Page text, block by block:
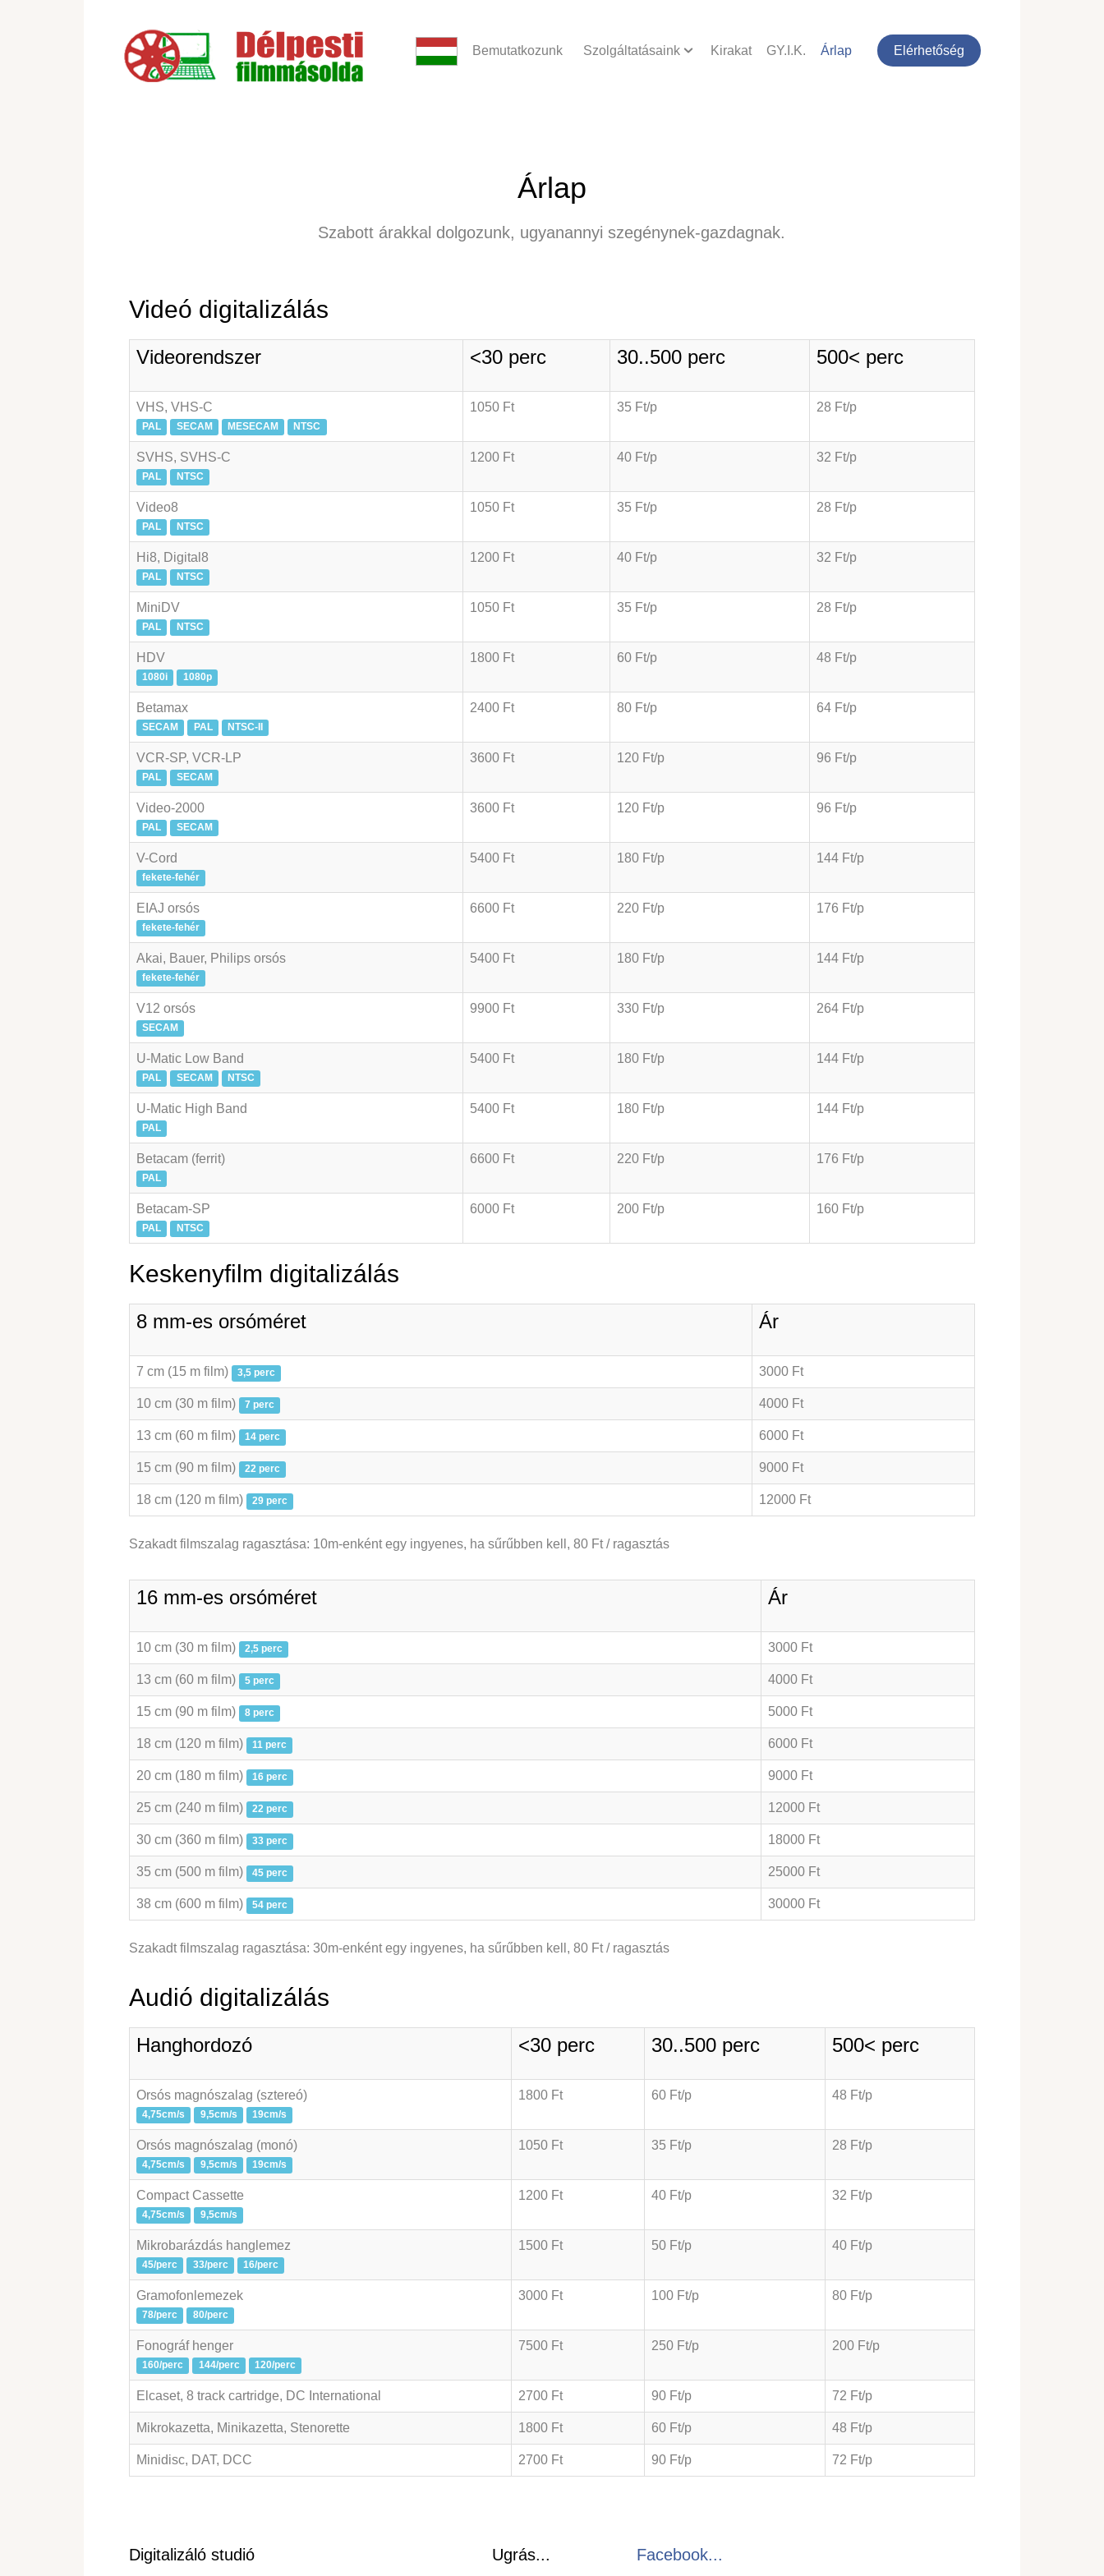
Bemutatkozunk Szolgáltatásaink Kirakat GY.I.K. Árlap Elérhetőség
Árlap
Szabott árakkal dolgozunk, ugyanannyi szegénynek-gazdagnak.
Videó digitalizálás
Videorendszer <30 perc 30..500 perc 500< perc
VHS, VHS-C
PAL SECAM MESECAM NTSC
1050 Ft 35 Ft/p 28 Ft/p
SVHS, SVHS-C
PAL NTSC
1200 Ft 40 Ft/p 32 Ft/p
Video8
PAL NTSC
1050 Ft 35 Ft/p 28 Ft/p
Hi8, Digital8
PAL NTSC
1200 Ft 40 Ft/p 32 Ft/p
MiniDV
PAL NTSC
1050 Ft 35 Ft/p 28 Ft/p
HDV
1080i 1080p
1800 Ft 60 Ft/p 48 Ft/p
Betamax
SECAM PAL NTSC-II
2400 Ft 80 Ft/p 64 Ft/p
VCR-SP, VCR-LP
PAL SECAM
3600 Ft 120 Ft/p 96 Ft/p
Video-2000
PAL SECAM
3600 Ft 120 Ft/p 96 Ft/p
V-Cord
fekete-fehér
5400 Ft 180 Ft/p 144 Ft/p
EIAJ orsós
fekete-fehér
6600 Ft 220 Ft/p 176 Ft/p
Akai, Bauer, Philips orsós
fekete-fehér
5400 Ft 180 Ft/p 144 Ft/p
V12 orsós
SECAM
9900 Ft 330 Ft/p 264 Ft/p
U-Matic Low Band
PAL SECAM NTSC
5400 Ft 180 Ft/p 144 Ft/p
U-Matic High Band
PAL
5400 Ft 180 Ft/p 144 Ft/p
Betacam (ferrit)
PAL
6600 Ft 220 Ft/p 176 Ft/p
Betacam-SP
PAL NTSC
6000 Ft 200 Ft/p 160 Ft/p
Keskenyfilm digitalizálás
8 mm-es orsóméret Ár
7 cm (15 m film) 3,5 perc 3000 Ft
10 cm (30 m film) 7 perc 4000 Ft
13 cm (60 m film) 14 perc 6000 Ft
15 cm (90 m film) 22 perc 9000 Ft
18 cm (120 m film) 29 perc 12000 Ft
Szakadt filmszalag ragasztása: 10m-enként egy ingyenes, ha sűrűbben kell, 80 Ft / ragasztás
16 mm-es orsóméret Ár
10 cm (30 m film) 2,5 perc 3000 Ft
13 cm (60 m film) 5 perc 4000 Ft
15 cm (90 m film) 8 perc 5000 Ft
18 cm (120 m film) 11 perc 6000 Ft
20 cm (180 m film) 16 perc 9000 Ft
25 cm (240 m film) 22 perc 12000 Ft
30 cm (360 m film) 33 perc 18000 Ft
35 cm (500 m film) 45 perc 25000 Ft
38 cm (600 m film) 54 perc 30000 Ft
Szakadt filmszalag ragasztása: 30m-enként egy ingyenes, ha sűrűbben kell, 80 Ft / ragasztás
Audió digitalizálás
Hanghordozó <30 perc 30..500 perc 500< perc
Orsós magnószalag (sztereó)
4,75cm/s 9,5cm/s 19cm/s
1800 Ft 60 Ft/p 48 Ft/p
Orsós magnószalag (monó)
4,75cm/s 9,5cm/s 19cm/s
1050 Ft 35 Ft/p 28 Ft/p
Compact Cassette
4,75cm/s 9,5cm/s
1200 Ft 40 Ft/p 32 Ft/p
Mikrobarázdás hanglemez
45/perc 33/perc 16/perc
1500 Ft 50 Ft/p 40 Ft/p
Gramofonlemezek
78/perc 80/perc
3000 Ft 100 Ft/p 80 Ft/p
Fonográf henger
160/perc 144/perc 120/perc
7500 Ft 250 Ft/p 200 Ft/p
Elcaset, 8 track cartridge, DC International 2700 Ft 90 Ft/p 72 Ft/p
Mikrokazetta, Minikazetta, Stenorette 1800 Ft 60 Ft/p 48 Ft/p
Minidisc, DAT, DCC 2700 Ft 90 Ft/p 72 Ft/p
Digitalizáló studió Ugrás... Facebook...